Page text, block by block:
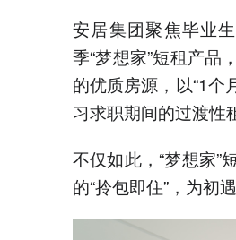
安居集团聚焦毕业
季“梦想家”短租产品
的优质房源，以“1个
习求职期间的过渡性
不仅如此，“梦想家”
的“拎包即住”，为初